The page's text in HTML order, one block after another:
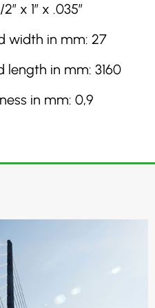
x 1″ x .035″
width in mm: 27
length in mm: 3160
in mm: 0,9